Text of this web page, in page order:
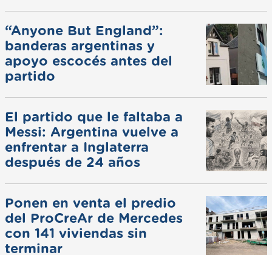
“Anyone But England”:
banderas argentinas y
apoyo escocés antes del
partido
El partido que le faltaba a
Messi: Argentina vuelve a
enfrentar a Inglaterra
después de 24 años
Ponen en venta el predio
del ProCreAr de Mercedes
con 141 viviendas sin
terminar